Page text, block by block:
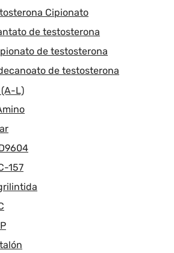
Cipionato
de testosterona
de testosterona
de testosterona
L)
157